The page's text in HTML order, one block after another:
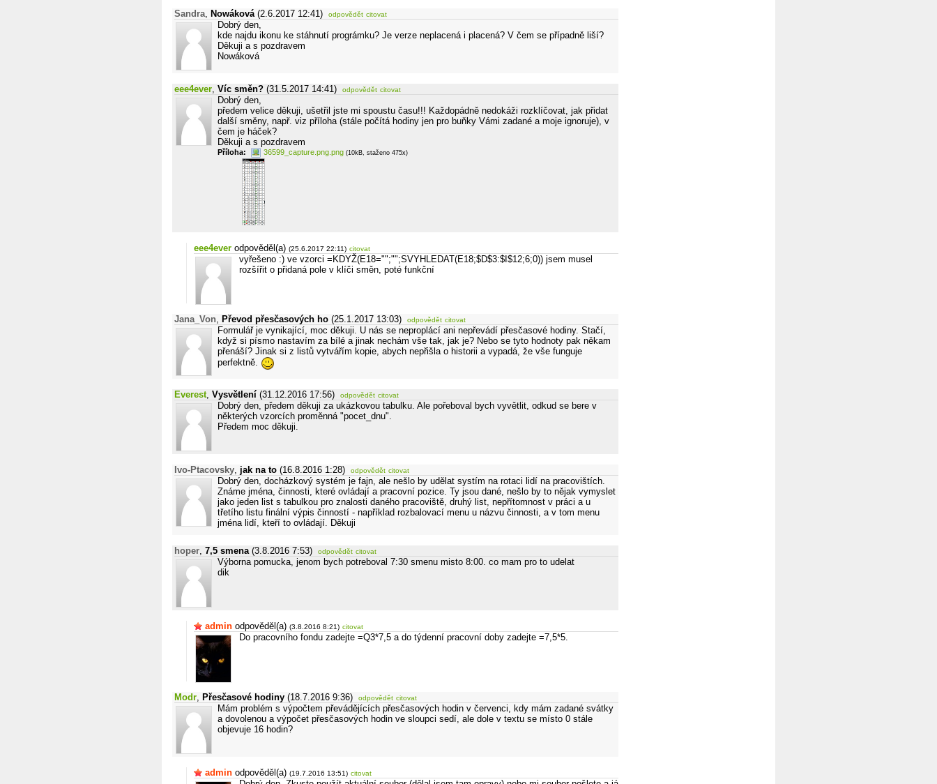
Sandra, Nowáková (2.6.2017 12:41) odpovědět citovat
Dobrý den,
kde najdu ikonu ke stáhnutí prográmku? Je verze neplacená i placená? V čem se případně liší?
Děkuji a s pozdravem
Nowáková
eee4ever, Víc směn? (31.5.2017 14:41) odpovědět citovat
Dobrý den,
předem velice děkuji, ušetřil jste mi spoustu času!!! Každopádně nedokáži rozklíčovat, jak přidat
další směny, např. viz příloha (stále počítá hodiny jen pro buňky Vámi zadané a moje ignoruje), v
čem je háček?
Děkuji a s pozdravem
Příloha: 36599_capture.png.png (10kB, staženo 475x)
eee4ever odpověděl(a) (25.6.2017 22:11) citovat
vyřešeno :) ve vzorci =KDYŽ(E18="";"";SVYHLEDAT(E18;$D$3:$I$12;6;0)) jsem musel
rozšířit o přidaná pole v klíči směn, poté funkční
Jana_Von, Převod přesčasových ho (25.1.2017 13:03) odpovědět citovat
Formulář je vynikající, moc děkuji. U nás se neproplácí ani nepřevádí přesčasové hodiny. Stačí,
když si písmo nastavím za bílé a jinak nechám vše tak, jak je? Nebo se tyto hodnoty pak někam
přenáší? Jinak si z listů vytvářím kopie, abych nepřišla o historii a vypadá, že vše funguje
perfektně.
Everest, Vysvětlení (31.12.2016 17:56) odpovědět citovat
Dobrý den, předem děkuji za ukázkovou tabulku. Ale pořeboval bych vyvětlit, odkud se bere v
některých vzorcích proměnná "pocet_dnu".
Předem moc děkuji.
Ivo-Ptacovsky, jak na to (16.8.2016 1:28) odpovědět citovat
Dobrý den, docházkový systém je fajn, ale nešlo by udělat systím na rotaci lidí na pracovištích.
Známe jména, činnosti, které ovládají a pracovní pozice. Ty jsou dané, nešlo by to nějak vymyslet
jako jeden list s tabulkou pro znalosti daného pracoviště, druhý list, nepřítomnost v práci a u
třetího listu finální výpis činností - například rozbalovací menu u názvu činnosti, a v tom menu
jména lidí, kteří to ovládají. Děkuji
hoper, 7,5 smena (3.8.2016 7:53) odpovědět citovat
Výborna pomucka, jenom bych potreboval 7:30 smenu misto 8:00. co mam pro to udelat
dik
admin odpověděl(a) (3.8.2016 8:21) citovat
Do pracovního fondu zadejte =Q3*7,5 a do týdenní pracovní doby zadejte =7,5*5.
Modr, Přesčasové hodiny (18.7.2016 9:36) odpovědět citovat
Mám problém s výpočtem převádějících přesčasových hodin v červenci, kdy mám zadané svátky
a dovolenou a výpočet přesčasových hodin ve sloupci sedí, ale dole v textu se místo 0 stále
objevuje 16 hodin?
admin odpověděl(a) (19.7.2016 13:51) citovat